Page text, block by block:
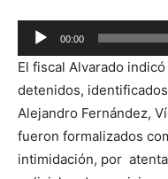
Reproductor
de
audio
00:00
El fiscal Alvarado
detenidos,
Alejandro Fernández,
fueron formalizados
intimidación, por